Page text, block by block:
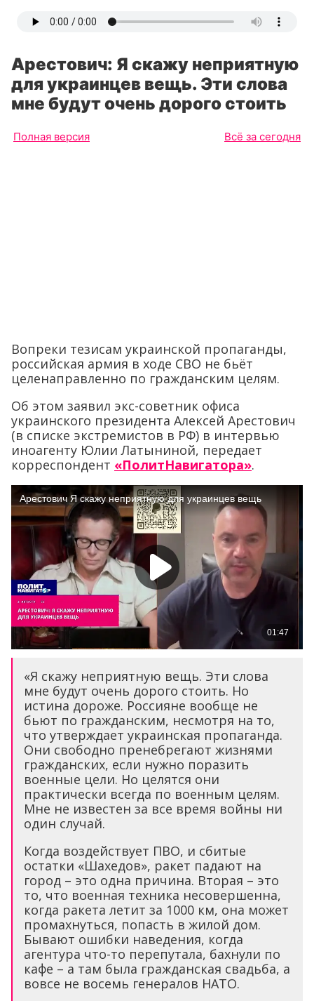
Арестович: Я скажу неприятную
для украинцев вещь. Эти слова
мне будут очень дорого стоить
Полная версия Всё за сегодня
Вопреки тезисам украинской пропаганды,
российская армия в ходе СВО не бьёт
целенаправленно по гражданским целям.
Об этом заявил экс-советник офиса
украинского президента Алексей Арестович
(в списке экстремистов в РФ) в интервью
иноагенту Юлии Латыниной, передает
корреспондент «ПолитНавигатора».
«Я скажу неприятную вещь. Эти слова
мне будут очень дорого стоить. Но
истина дороже. Россияне вообще не
бьют по гражданским, несмотря на то,
что утверждает украинская пропаганда.
Они свободно пренебрегают жизнями
гражданских, если нужно поразить
военные цели. Но целятся они
практически всегда по военным целям.
Мне не известен за все время войны ни
один случай.
Когда воздействует ПВО, и сбитые
остатки «Шахедов», ракет падают на
город – это одна причина. Вторая – это
то, что военная техника несовершенна,
когда ракета летит за 1000 км, она может
промахнуться, попасть в жилой дом.
Бывают ошибки наведения, когда
агентура что-то перепутала, бахнули по
кафе – а там была гражданская свадьба, а
вовсе не восемь генералов НАТО.